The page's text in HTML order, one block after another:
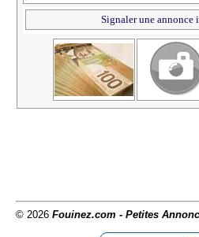
Signaler une annonce
© 2026 Fouinez.com - Petites